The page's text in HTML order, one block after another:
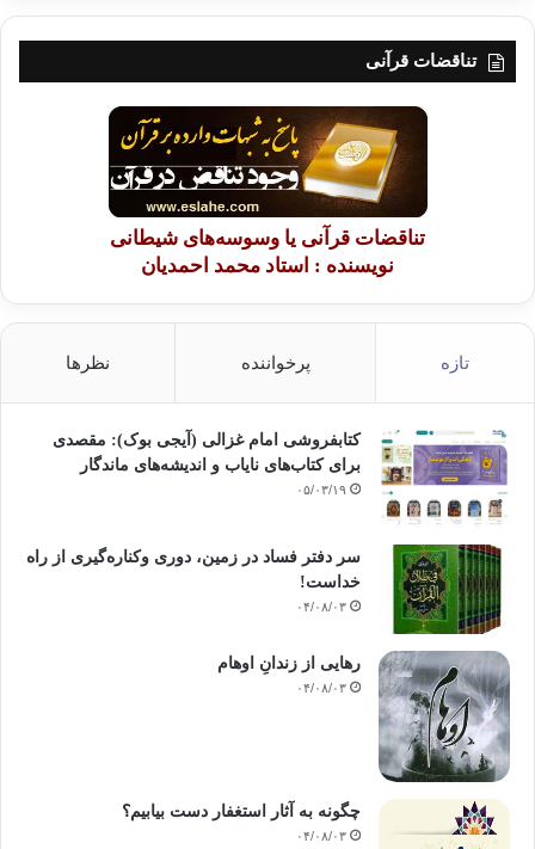
تناقضات قرآنی
تناقضات قرآنی یا وسوسه‌های شیطانی
نویسنده : استاد محمد احمدیان
تازه پرخواننده نظرها
کتابفروشی امام غزالی (آیجی بوک): مقصدی
برای کتاب‌های نایاب و اندیشه‌های ماندگار
۰۵/۰۳/۱۹
سر دفتر فساد در زمین‌، دوری وکناره‌گیری از راه
خداست‌!
۰۴/۰۸/۰۳
رهایی از زندانِ اوهام
۰۴/۰۸/۰۳
چگونه به آثار استغفار دست بیابیم؟
۰۴/۰۸/۰۳